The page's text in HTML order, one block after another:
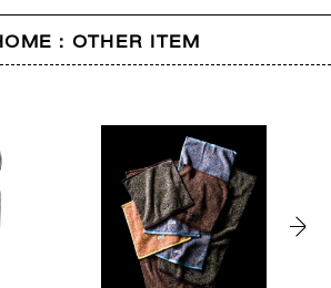
: OTHER ITEM